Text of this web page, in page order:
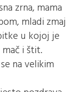
zrna, mama
mladi zmaj
u kojoj je
i štit.
na velikim